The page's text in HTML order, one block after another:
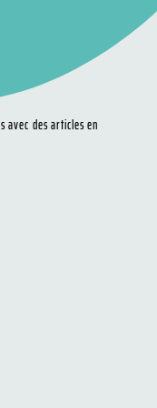
avec des articles en